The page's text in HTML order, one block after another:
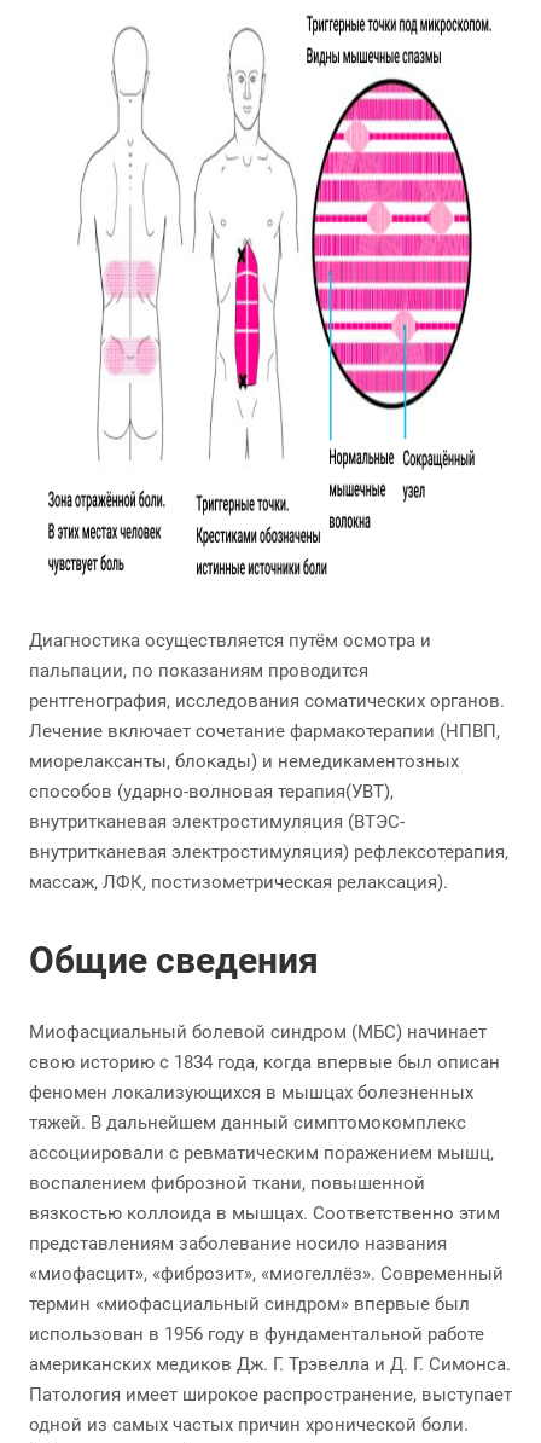
Диагностика осуществляется путём осмотра и
пальпации, по показаниям проводится
рентгенография, исследования соматических органов.
Лечение включает сочетание фармакотерапии (НПВП,
миорелаксанты, блокады) и немедикаментозных
способов (ударно-волновая терапия(УВТ),
внутритканевая электростимуляция (ВТЭС-
внутритканевая электростимуляция) рефлексотерапия,
массаж, ЛФК, постизометрическая релаксация).
Общие сведения
Миофасциальный болевой синдром (МБС) начинает
свою историю с 1834 года, когда впервые был описан
феномен локализующихся в мышцах болезненных
тяжей. В дальнейшем данный симптомокомплекс
ассоциировали с ревматическим поражением мышц,
воспалением фиброзной ткани, повышенной
вязкостью коллоида в мышцах. Соответственно этим
представлениям заболевание носило названия
«миофасцит», «фиброзит», «миогеллёз». Современный
термин «миофасциальный синдром» впервые был
использован в 1956 году в фундаментальной работе
американских медиков Дж. Г. Трэвелла и Д. Г. Симонса.
Патология имеет широкое распространение, выступает
одной из самых частых причин хронической боли.